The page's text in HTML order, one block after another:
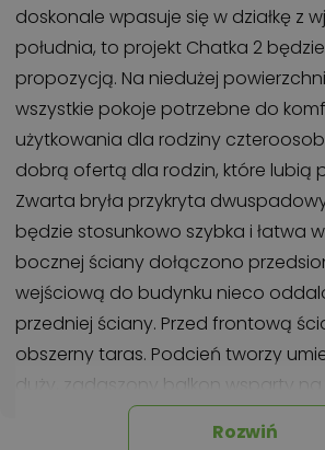
doskonale wpasuje się w działkę z
południa, to projekt Chatka 2
propozycją. Na niedużej
wszystkie pokoje potrzebne do
użytkowania dla rodziny
dobrą ofertą dla rodzin, które lubią
Zwarta bryła przykryta
będzie stosunkowo szybka i łatwa
bocznej ściany dołączono
wejściową do budynku nieco
przedniej ściany. Przed frontową
obszerny taras. Podcień tworzy
duży, zadaszony balkon wsparty na
kolumnach. Z bocznej połaci dachu
Rozwiń